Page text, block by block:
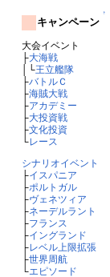
↑
キャンペーン
大会イベント
├大海戦
│└王立艦隊
├バトルＣ
├海賊大戦
├アカデミー
├大投資戦
├文化投資
└レース
シナリオイベント
├イスパニア
├ポルトガル
├ヴェネツィア
├ネーデルラント
├フランス
├イングランド
├レベル上限拡張
├世界周航
└エピソード